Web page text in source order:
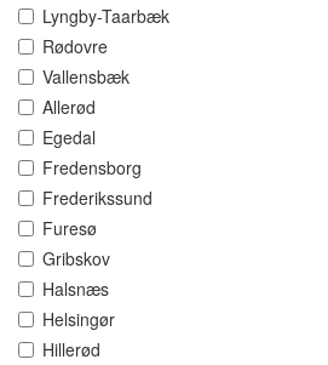
Lyngby-Taarbæk
Rødovre
Vallensbæk
Allerød
Egedal
Fredensborg
Frederikssund
Furesø
Gribskov
Halsnæs
Helsingør
Hillerød